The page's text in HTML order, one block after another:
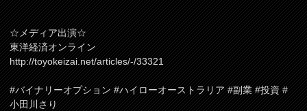
☆メディア出演☆
東洋経済オンライン
http://toyokeizai.net/articles/-/33321
#バイナリーオプション #ハイローオーストラリア #副業 #投資 #
小田川さり